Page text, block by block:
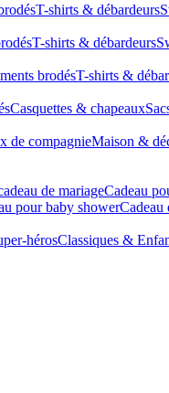
T-shirts & débardeurs
T-shirts & débardeurs
brodésT-shirts &
Casquettes & chapeaux
de compagnieMaison &
de mariage​Cadeau
pour baby showerCadeau
hérosClassiques &